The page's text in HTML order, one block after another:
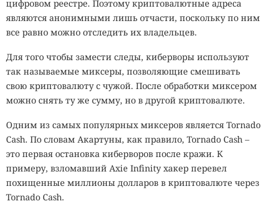
цифровом реестре. Поэтому криптовалютные адреса
являются анонимными лишь отчасти, поскольку по ним
все равно можно отследить их владельцев.
Для того чтобы замести следы, киберворы используют
так называемые миксеры, позволяющие смешивать
свою криптовалюту с чужой. После обработки миксером
можно снять ту же сумму, но в другой криптовалюте.
Одним из самых популярных миксеров является Tornado
Cash. По словам Акартуны, как правило, Tornado Cash –
это первая остановка киберворов после кражи. К
примеру, взломавший Axie Infinity хакер перевел
похищенные миллионы долларов в криптовалюте через
Tornado Cash.